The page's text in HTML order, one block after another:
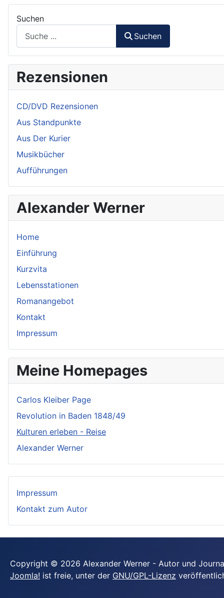
Suchen
Suchen
Rezensionen
CD/DVD Rezensionen
Aus Standpunkte
Aus Der Kurier
Musikbücher
Aufführungen
Alexander Werner
Home
Einführung
Kurzvita
Lebensstationen
Romanangebot
Kontakt
Impressum
Meine Homepages
Carlos Kleiber Page
Revolution in Baden 1848/49
Kulturen erleben - Reise
Alexander Werner
Impressum
Kontakt zum Autor
Copyright © 2026 Alexander Werner - Autor und
Joomla! ist freie, unter der GNU/GPL-Lizenz